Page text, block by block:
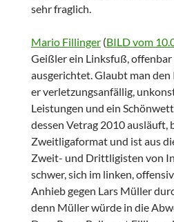
sehr fraglich.
Mario Fillinger(BILD vom
Geißler ein Linksfuß,
ausgerichtet. Glaubt man
er verletzungsanfällig,
Leistungen und ein
dessen Vetrag 2010 ausläuft,
Zweitligaformat und ist aus
Zweit- und Drittligisten von
schwer, sich im linken,
Anhieb gegen Lars Müller
denn Müller würde in die